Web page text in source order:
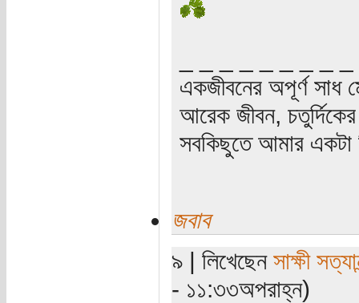
একজীবনের অপূর্ণ সাধ
আরেক জীবন, চতুর্দিকের
সবকিছুতে আমার একটা
জবাব
৯ | লিখেছেন সাক্ষী
- ১১:৩৩অপরাহ্ন)